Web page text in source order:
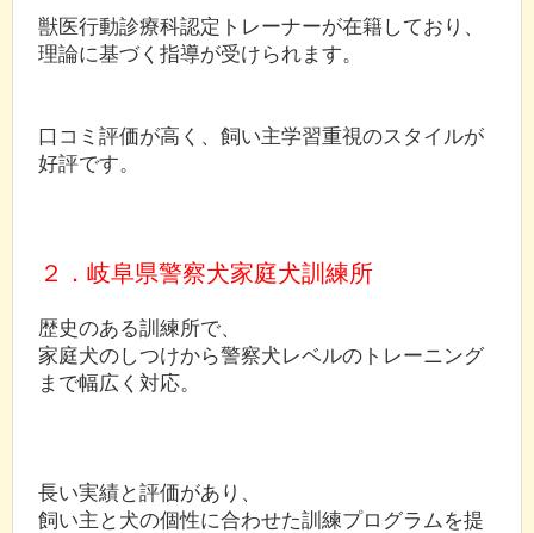
獣医行動診療科認定トレーナーが在籍しており、
理論に基づく指導が受けられます。
口コミ評価が高く、飼い主学習重視のスタイルが
好評です。
２．岐阜県警察犬家庭犬訓練所
歴史のある訓練所で、
家庭犬のしつけから警察犬レベルのトレーニング
まで幅広く対応。
長い実績と評価があり、
飼い主と犬の個性に合わせた訓練プログラムを提